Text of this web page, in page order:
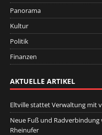
Panorama
Kultur
Politik
Finanzen
AKTUELLE ARTIKEL
Eltville stattet Verwaltung mit
Neue Fuß und
Rheinufer